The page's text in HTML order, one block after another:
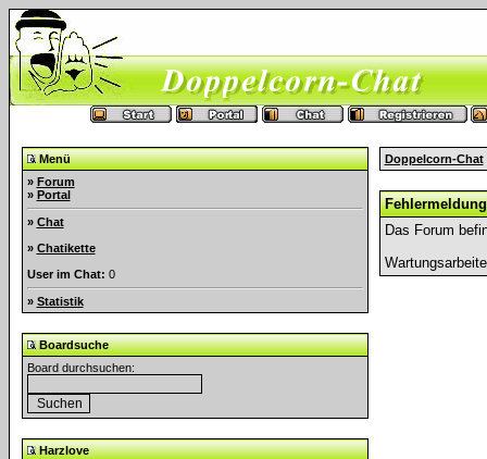
Menü
» Forum
» Portal
» Chat
» Chatikette
User im Chat: 0
» Statistik
Boardsuche
Board durchsuchen:
Harzlove
Doppelcorn-Chat
Fehlermeldung
Das Forum